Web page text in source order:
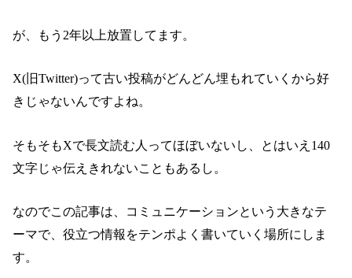
が、もう2年以上放置してます。
X(旧Twitter)って古い投稿がどんどん埋もれていくから好
きじゃないんですよね。
そもそもXで長文読む人ってほぼいないし、とはいえ140
文字じゃ伝えきれないこともあるし。
なのでこの記事は、コミュニケーションという大きなテ
ーマで、役立つ情報をテンポよく書いていく場所にしま
す。